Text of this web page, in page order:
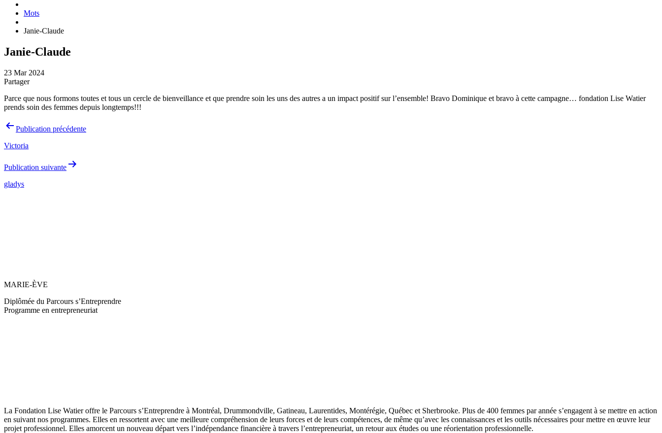
Mots
Janie-Claude
Janie-Claude
23 Mar 2024
Partager
Parce que nous formons toutes et tous un cercle de bienveillance et que prendre soin les uns des autres a un impact positif sur l’ensemble! Bravo Dominique et bravo à cette campagne… fondation Lise Watier
prends soin des femmes depuis longtemps!!!
Navigation
l’article
Publication précédente
Victoria
Publication suivante
gladys
MARIE-ÈVE
Diplômée du Parcours s’Entreprendre
Programme en entrepreneuriat
La Fondation Lise Watier offre le Parcours s’Entreprendre à Montréal, Drummondville, Gatineau, Laurentides, Montérégie, Québec et Sherbrooke. Plus de 400 femmes par année s’engagent à se mettre en action
en suivant nos programmes. Elles en ressortent avec une meilleure compréhension de leurs forces et de leurs compétences, de même qu’avec les connaissances et les outils nécessaires pour mettre en œuvre leur
projet professionnel. Elles amorcent un nouveau départ vers l’indépendance financière à travers l’entrepreneuriat, un retour aux études ou une réorientation professionnelle.